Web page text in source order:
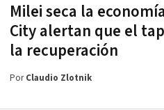
Milei seca la
City alertan que el
la recuperación
PorClaudio Zlotnik